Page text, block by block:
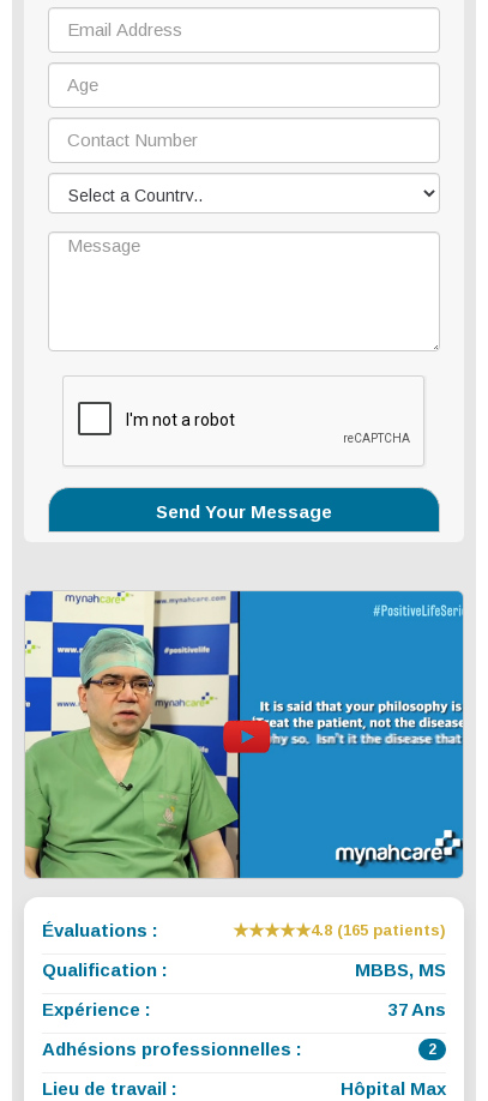
Évaluations : ★★★★★4.8 (165 patients)
Qualification :
MBBS, MS
Expérience :
37 Ans
Adhésions professionnelles :
2
Lieu de travail : Hôpital Max